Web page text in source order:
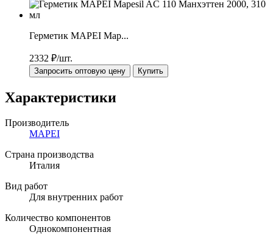
Герметик MAPEI Map...
2332 ₽/шт.
Запросить оптовую цену Купить
Характеристики
Производитель
MAPEI
Страна производства
Италия
Вид работ
Для внутренних работ
Количество компонентов
Однокомпонентная